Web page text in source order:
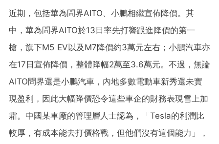
近期，包括華為問界AITO、小鵬相繼宣佈降價。其
中，華為問界AITO於13日率先打響跟進降價的第一
槍，旗下M5 EV以及M7降價約3萬元左右；小鵬汽車亦
在17日宣佈降價，整體降幅2萬至3.6萬元。不過，無論
AITO問界還是小鵬汽車，內地多數電動車新秀還未實
現盈利，因此大幅降價恐令這些車企的財務表現雪上加
霜。中國某車廠的管理層人士認為，「Tesla的利潤比
較厚，有成本能去打價格戰，但他們沒有這個能力」，